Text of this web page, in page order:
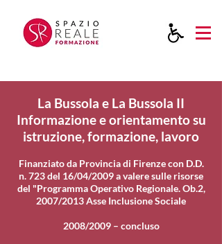
La Bussola e La Bussola II
Informazione e orientamento su
istruzione, formazione, lavoro
Finanziato da Provincia di Firenze con D.D.
n. 723 del 16/04/2009 a valere sulle risorse
del "Programma Operativo Regionale. Ob.2,
2007/2013 Asse Inclusione Sociale
2008/2009 – concluso